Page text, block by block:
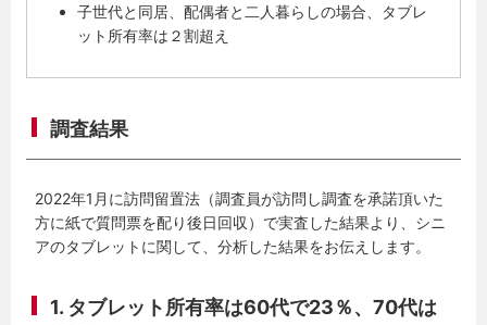
子世代と同居、配偶者と二人暮らしの場合、タブレ
ット所有率は２割超え
調査結果
2022年1月に訪問留置法（調査員が訪問し調査を承諾頂いた
方に紙で質問票を配り後日回収）で実査した結果より、シニ
アのタブレットに関して、分析した結果をお伝えします。
1. タブレット所有率は60代で23％、70代は